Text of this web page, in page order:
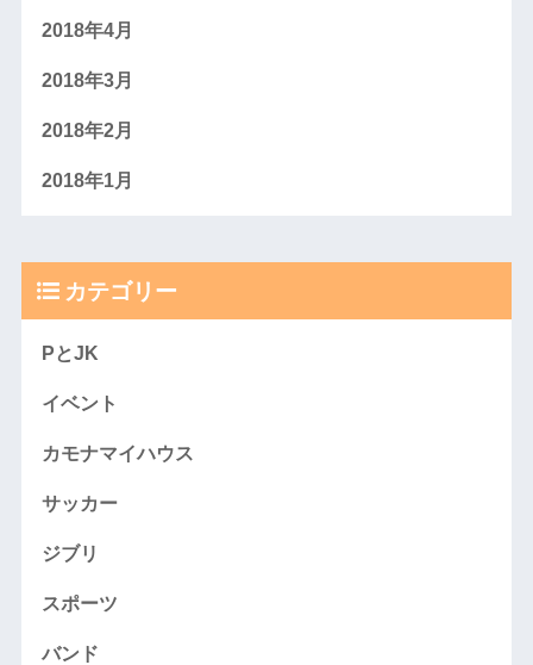
2018年4月
2018年3月
2018年2月
2018年1月
カテゴリー
PとJK
イベント
カモナマイハウス
サッカー
ジブリ
スポーツ
バンド